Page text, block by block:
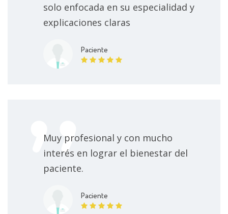
solo enfocada en su especialidad y
explicaciones claras
Paciente
Muy profesional y con mucho
interés en lograr el bienestar del
paciente.
Paciente